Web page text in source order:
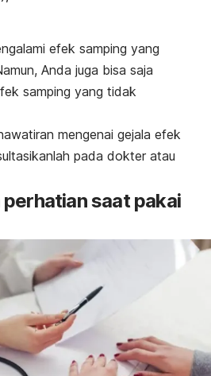
efek samping yang
Anda juga bisa saja
samping yang tidak
mengenai gejala efek
pada dokter atau
saat pakai